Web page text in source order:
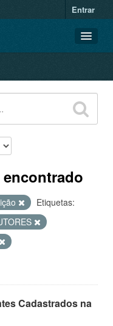
Entrar
Etiquetas:
Cadastrados na